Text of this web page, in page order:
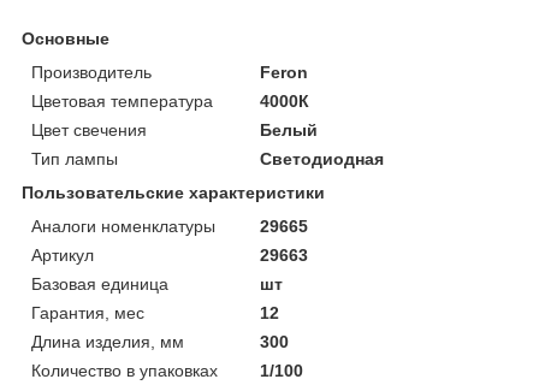
Основные
Производитель
Feron
Цветовая температура
4000К
Цвет свечения
Белый
Тип лампы
Светодиодная
Пользовательские характеристики
Аналоги номенклатуры
29665
Артикул
29663
Базовая единица
шт
Гарантия, мес
12
Длина изделия, мм
300
Количество в упаковках
1/100